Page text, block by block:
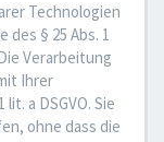
Technologien
§ 25 Abs. 1
Die Verarbeitung
Ihrer
a DSGVO. Sie
ohne dass die